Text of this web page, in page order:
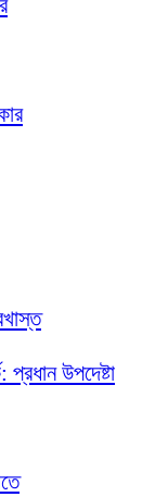
প্রধান উপদেষ্টা